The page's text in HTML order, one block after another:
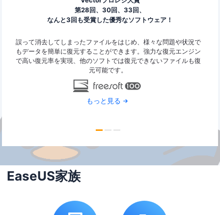
第28回、30回、33回、
なんと3回も受賞した優秀なソフトウェア！
誤って消去してしまったファイルをはじめ、様々な問題や状況で
もデータを簡単に復元することができます。強力な復元エンジン
で高い復元率を実現、他のソフトでは復元できないファイルも復
元可能です。
もっと見る
EaseUS家族